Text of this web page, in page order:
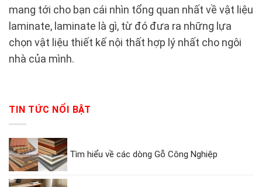
mang tới cho bạn cái nhìn tổng quan nhất về vật liệu
laminate, laminate là gì, từ đó đưa ra những lựa
chọn vật liệu thiết kế nội thất hợp lý nhất cho ngôi
nhà của mình.
TIN TỨC NỔI BẬT
Tìm hiểu về các dòng Gỗ Công Nghiệp